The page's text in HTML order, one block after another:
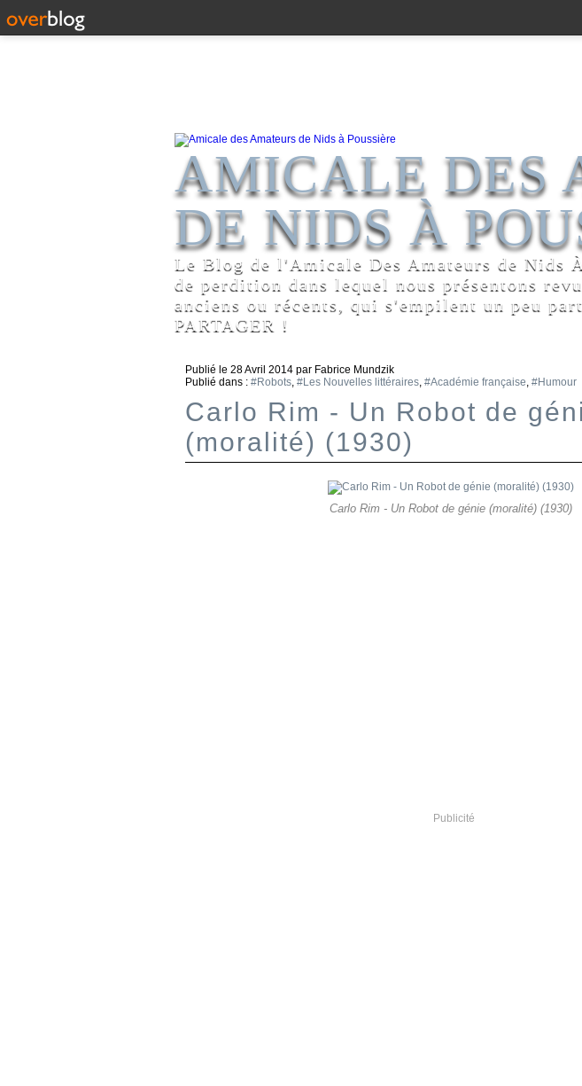
AMICALE DES
DE NIDS À
Le Blog de l'Amicale Des Amateurs de Nids
de perdition dans lequel nous présentons
anciens ou récents, qui s'empilent un peu
PARTAGER !
Publié le 28 Avril 2014 par Fabrice Mundzik
Publié dans : #Robots, #Les Nouvelles littéraires, #Académie française, #Humour
Carlo Rim - Un Robot de
(moralité) (1930)
Carlo Rim - Un Robot de génie (moralité) (1930)
Publicité